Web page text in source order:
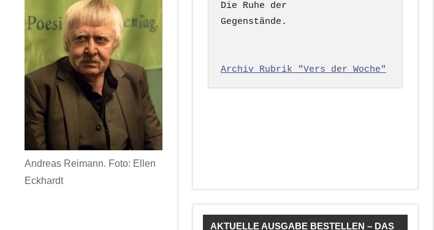
Andreas Reimann. Foto: Ellen
Eckhardt
Die Ruhe der
Gegenstände.
Archiv Rubrik "Vers der Woche"
AKTUELLE AUSGABE BESTELLEN – DAS